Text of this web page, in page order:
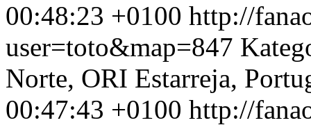
00:48:23 +0100 http://
user=toto&map=847
Norte, ORI Estarreja,
00:47:43 +0100 http://